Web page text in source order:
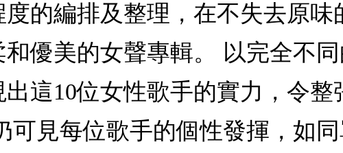
的編排及整理，在不失去原味
優美的女聲專輯。 以完全不
這10位女性歌手的實力，令
可見每位歌手的個性發揮，如